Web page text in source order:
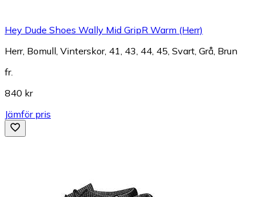
Hey Dude Shoes Wally Mid GripR Warm (Herr)
Herr, Bomull, Vinterskor, 41, 43, 44, 45, Svart, Grå, Brun
fr.
840 kr
Jämför pris